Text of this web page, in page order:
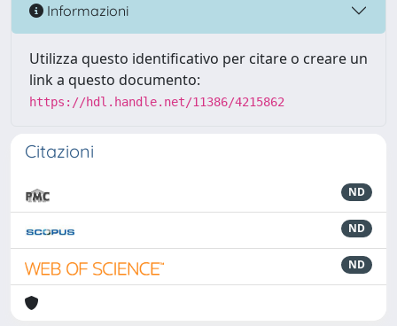
Informazioni
Utilizza questo identificativo per citare o creare un
link a questo documento:
https://hdl.handle.net/11386/4215862
Citazioni
ND
ND
ND